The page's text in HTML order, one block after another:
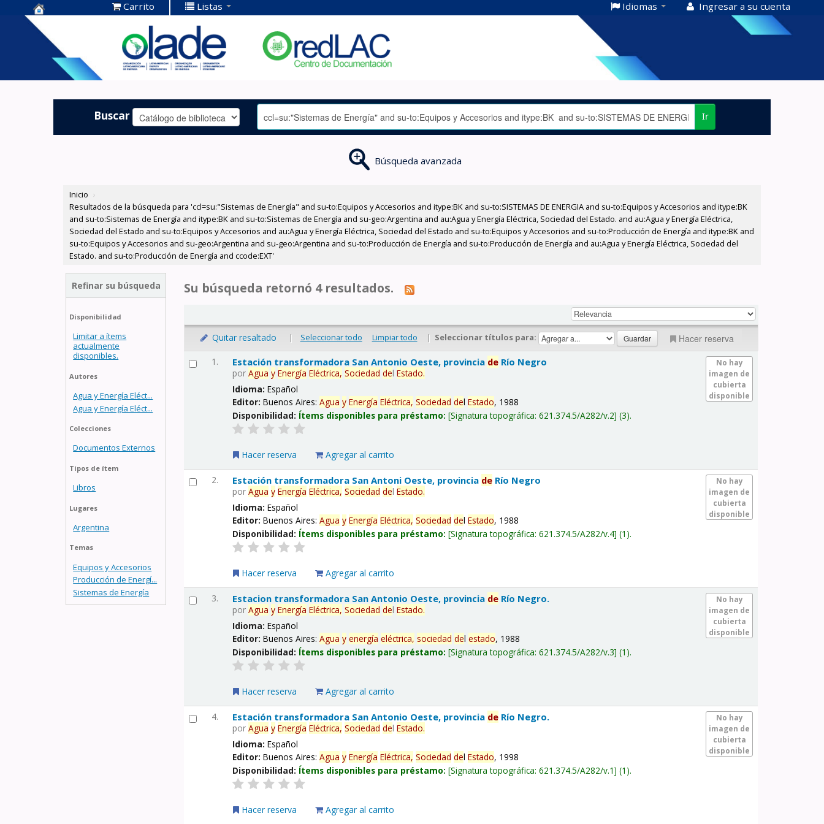
Centro de
Documentación
OLADE -
Carrito Listas Idiomas Ingresar a su cuenta
Buscar Ir
Búsqueda avanzada
Inicio ›
Resultados de la búsqueda para 'ccl=su:"Sistemas de Energía" and su-to:Equipos y Accesorios and itype:BK and su-to:SISTEMAS DE ENERGIA and su-to:Equipos y Accesorios and itype:BK
and su-to:Sistemas de Energía and itype:BK and su-to:Sistemas de Energía and su-geo:Argentina and au:Agua y Energía Eléctrica, Sociedad del Estado. and au:Agua y Energía Eléctrica,
Sociedad del Estado and su-to:Equipos y Accesorios and au:Agua y Energía Eléctrica, Sociedad del Estado and su-to:Equipos y Accesorios and su-to:Producción de Energía and itype:BK and
su-to:Equipos y Accesorios and su-geo:Argentina and su-geo:Argentina and su-to:Producción de Energía and su-to:Producción de Energía and au:Agua y Energía Eléctrica, Sociedad del
Estado. and su-to:Producción de Energía and ccode:EXT'
Refinar su búsqueda
Disponibilidad
Limitar a ítems
actualmente
disponibles.
Autores
Agua y Energía Eléct...
Agua y Energía Eléct...
Colecciones
Documentos Externos
Tipos de ítem
Libros
Lugares
Argentina
Temas
Equipos y Accesorios
Producción de Energí...
Sistemas de Energía
Su búsqueda retornó 4 resultados.
Quitar resaltado | Seleccionar todo Limpiar todo | Seleccionar títulos para: Hacer reserva
1.
No hay
imagen de
cubierta
disponible
Estación transformadora San Antonio Oeste, provincia de Río Negro
porAgua y Energía Eléctrica, Sociedad delEstado.
Idioma:Español
Editor:Buenos Aires:Agua y Energía Eléctrica, Sociedad delEstado, 1988
Disponibilidad: Ítems disponibles para préstamo: Signatura topográfica:621.374.5/A282/v.2 (3).
Hacer reserva Agregar al carrito
2.
No hay
imagen de
cubierta
disponible
Estación transformadora San Antoni Oeste, provincia de Río Negro
porAgua y Energía Eléctrica, Sociedad delEstado.
Idioma:Español
Editor:Buenos Aires:Agua y Energía Eléctrica, Sociedad delEstado, 1988
Disponibilidad: Ítems disponibles para préstamo: Signatura topográfica:621.374.5/A282/v.4 (1).
Hacer reserva Agregar al carrito
3.
No hay
imagen de
cubierta
disponible
Estacion transformadora San Antonio Oeste, provincia de Río Negro.
porAgua y Energía Eléctrica, Sociedad delEstado.
Idioma:Español
Editor:Buenos Aires:Agua y energía eléctrica, sociedad delestado, 1988
Disponibilidad: Ítems disponibles para préstamo: Signatura topográfica:621.374.5/A282/v.3 (1).
Hacer reserva Agregar al carrito
4.
No hay
imagen de
cubierta
disponible
Estación transformadora San Antonio Oeste, provincia de Río Negro.
porAgua y Energía Eléctrica, Sociedad delEstado.
Idioma:Español
Editor:Buenos Aires:Agua y Energía Eléctrica, Sociedad delEstado, 1998
Disponibilidad: Ítems disponibles para préstamo: Signatura topográfica:621.374.5/A282/v.1 (1).
Hacer reserva Agregar al carrito